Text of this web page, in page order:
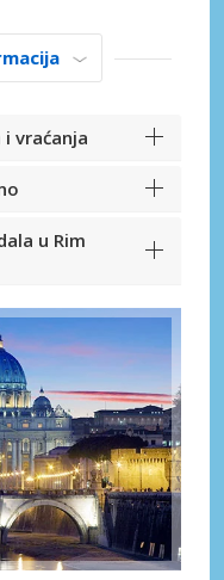
vraćanja
u Rim